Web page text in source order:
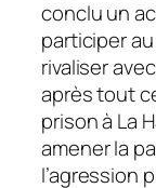
conclu un
participer
rivaliser
après tout
prison à La
amener la
l’agression